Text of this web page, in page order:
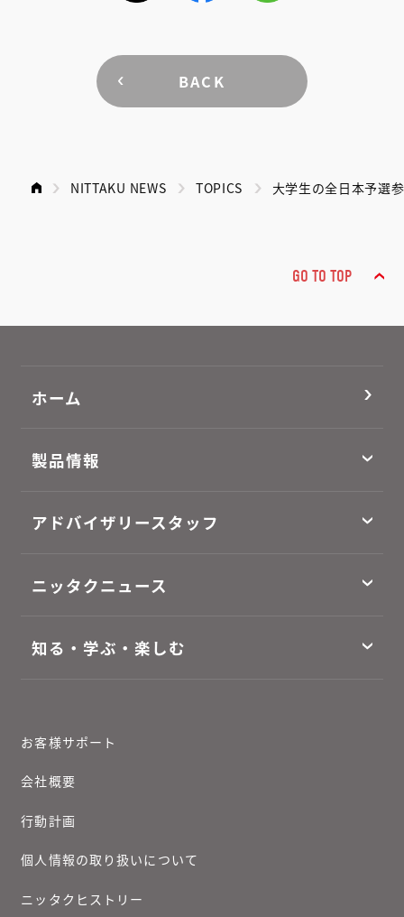
BACK
NITTAKU NEWS TOPICS 大学生の全日本予選
GO TO TOP
ホーム
製品情報
アドバイザリースタッフ
ニッタクニュース
知る・学ぶ・楽しむ
お客様サポート
会社概要
行動計画
個人情報の取り扱いについて
ニッタクヒストリー